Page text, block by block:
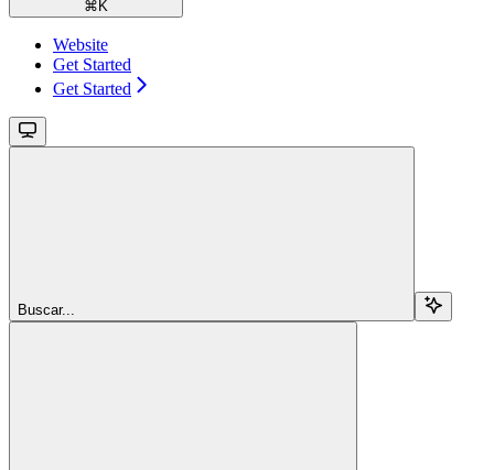
⌘ K
Website
Get Started
Get Started
Buscar...